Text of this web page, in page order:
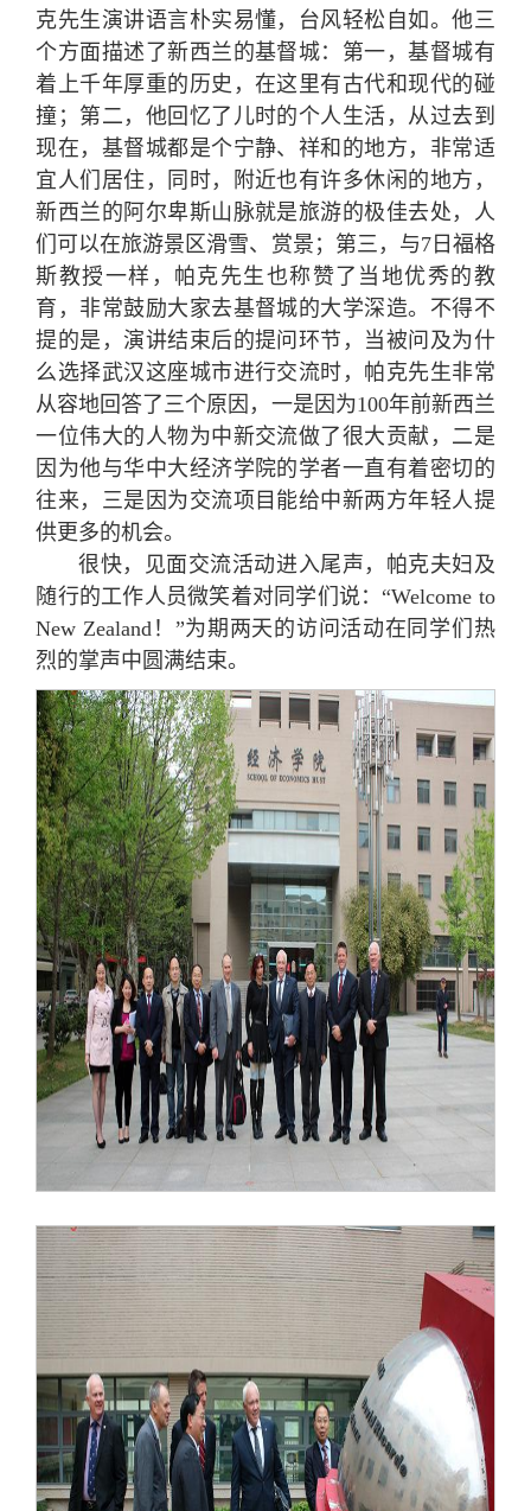
克先生演讲语言朴实易懂，台风轻松自如。他三
个方面描述了新西兰的基督城：第一，基督城有
着上千年厚重的历史，在这里有古代和现代的碰
撞；第二，他回忆了儿时的个人生活，从过去到
现在，基督城都是个宁静、祥和的地方，非常适
宜人们居住，同时，附近也有许多休闲的地方，
新西兰的阿尔卑斯山脉就是旅游的极佳去处，人
们可以在旅游景区滑雪、赏景；第三，与7日福格
斯教授一样，帕克先生也称赞了当地优秀的教
育，非常鼓励大家去基督城的大学深造。不得不
提的是，演讲结束后的提问环节，当被问及为什
么选择武汉这座城市进行交流时，帕克先生非常
从容地回答了三个原因，一是因为100年前新西兰
一位伟大的人物为中新交流做了很大贡献，二是
因为他与华中大经济学院的学者一直有着密切的
往来，三是因为交流项目能给中新两方年轻人提
供更多的机会。
很快，见面交流活动进入尾声，帕克夫妇及
随行的工作人员微笑着对同学们说：“Welcome to
New Zealand！”为期两天的访问活动在同学们热
烈的掌声中圆满结束。